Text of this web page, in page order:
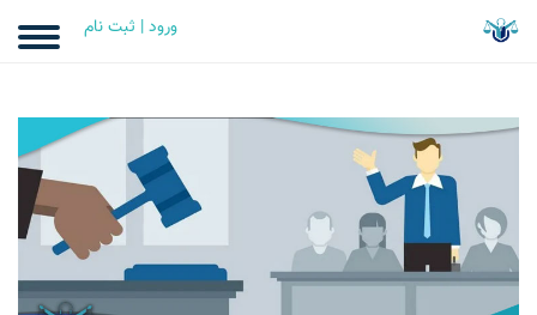
ورود | ثبت نام